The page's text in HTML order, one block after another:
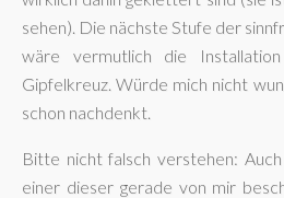
sehen). Die nächste Stufe der
wäre vermutlich die
Gipfelkreuz. Würde mich nicht
schon nachdenkt.
Bitte nicht falsch verstehen:
einer dieser gerade von mir